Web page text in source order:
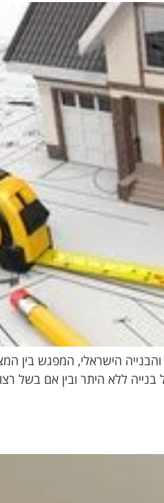
הישראלי, המפגש בין
ללא היתר ובין אם בשל רצון